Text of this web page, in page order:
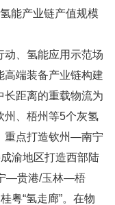
能产业链产值规模
动、氢能应用示范场
高端装备产业链构建
长距离的重载物流为
州、梧州等5个灰氢
重点打造钦州—南宁
渝地区打造西部陆
—贵港/玉林—梧
粤“氢走廊”。在物